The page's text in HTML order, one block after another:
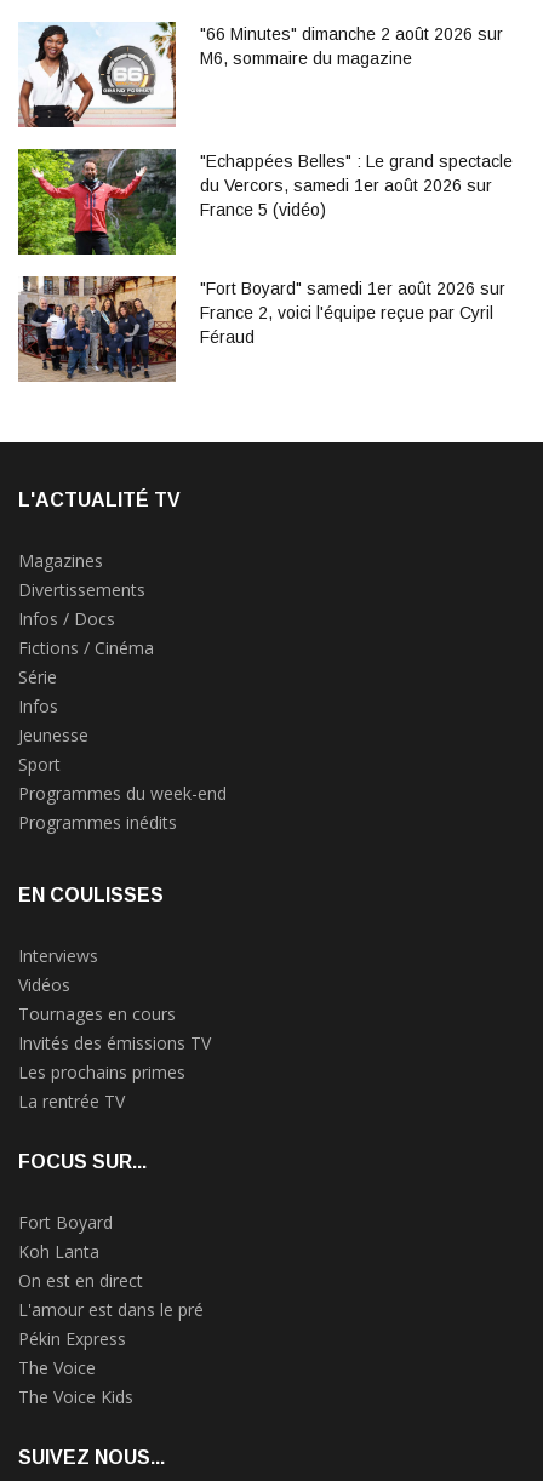
"66 Minutes" dimanche 2 août 2026 sur
M6, sommaire du magazine
"Echappées Belles" : Le grand spectacle
du Vercors, samedi 1er août 2026 sur
France 5 (vidéo)
"Fort Boyard" samedi 1er août 2026 sur
France 2, voici l'équipe reçue par Cyril
Féraud
L'ACTUALITÉ TV
Magazines
Divertissements
Infos / Docs
Fictions / Cinéma
Série
Infos
Jeunesse
Sport
Programmes du week-end
Programmes inédits
EN COULISSES
Interviews
Vidéos
Tournages en cours
Invités des émissions TV
Les prochains primes
La rentrée TV
FOCUS SUR...
Fort Boyard
Koh Lanta
On est en direct
L'amour est dans le pré
Pékin Express
The Voice
The Voice Kids
SUIVEZ NOUS...